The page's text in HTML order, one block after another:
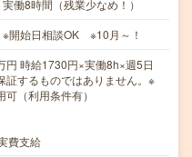
働8時間（残業少なめ！）
開始日相談OK ※10月～！
時給1730円×実働8h×週5日
するものではありません。※
（利用条件有）
費支給